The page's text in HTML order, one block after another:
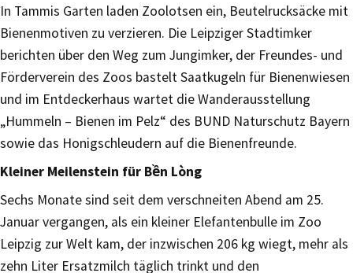
In Tammis Garten laden Zoolotsen ein, Beutelrucksäcke mit
Bienenmotiven zu verzieren. Die Leipziger Stadtimker
berichten über den Weg zum Jungimker, der Freundes- und
Förderverein des Zoos bastelt Saatkugeln für Bienenwiesen
und im Entdeckerhaus wartet die Wanderausstellung
„Hummeln – Bienen im Pelz“ des BUND Naturschutz Bayern
sowie das Honigschleudern auf die Bienenfreunde.
Kleiner Meilenstein für Bền Lòng
Sechs Monate sind seit dem verschneiten Abend am 25.
Januar vergangen, als ein kleiner Elefantenbulle im Zoo
Leipzig zur Welt kam, der inzwischen 206 kg wiegt, mehr als
zehn Liter Ersatzmilch täglich trinkt und den